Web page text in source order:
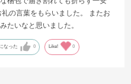
の言葉をもらいました。 またお
たいなと思いました。
なった 0 Like! 0